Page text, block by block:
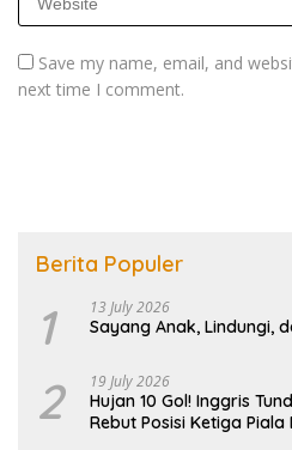
Save my name, email, and
next time I comment.
Berita Populer
1 13 July 2026
Sayang Anak, Lindungi,
2 19 July 2026
Hujan 10 Gol! Inggris
Rebut Posisi Ketiga Piala